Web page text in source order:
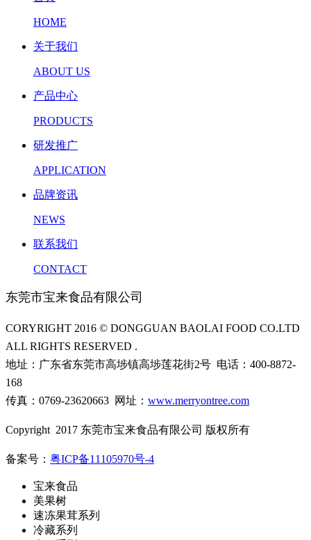
HOME
关于我们
ABOUT US
产品中心
PRODUCTS
研发推广
APPLICATION
品牌资讯
NEWS
联系我们
CONTACT
东莞市宝来食品有限公司
CORYRIGHT 2016 © DONGGUAN BAOLAI FOOD CO.LTD
ALL RIGHTS RESERVED .
地址：广东省东莞市高埗镇高埗莲花街2号 电话：400-8872-
168
传真：0769-23620663 网址： www.merryontree.com
Copyright 2017 东莞市宝来食品有限公司 版权所有
备案号： 粤ICP备11105970号-4
宝来食品
美果树
速冻果茸系列
冷藏系列